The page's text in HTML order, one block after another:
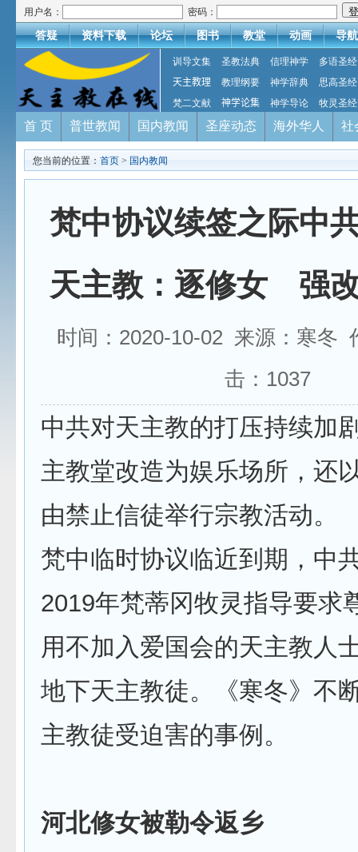
用户名： 密码：
答疑 资料下载 论坛 图书 教堂 动画 导航
训导文集 圣教法典 信理神学
多语圣经
天主教理
教理纲要 神学辞典
思高圣经
梵二文献
神学论集 神学导论 牧灵圣经
首 页 普世教闻 国内教闻 圣座动态 海外华人 社
您当前的位置： 首页 > 国内教闻
梵中协议续签之际中
天主教：逐修女 强
时间：2020-10-02 来源：寒冬
击： 1037
中共对天主教的打压持续加
主教堂改造为娱乐场所，还
由禁止信徒举行宗教活动。
梵中临时协议临近到期，中
2019年梵蒂冈牧灵指导要求
用不加入爱国会的天主教人
地下天主教徒。《寒冬》不
主教徒受迫害的事例。
河北修女被勒令返乡